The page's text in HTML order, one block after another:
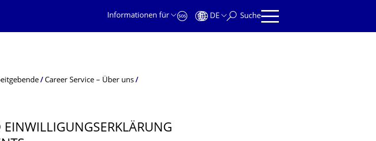
Informationen für
DE Suche
Career Service – Über uns